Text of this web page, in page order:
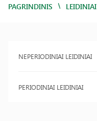
PAGRINDINIS / LEIDINIAI
NEPERIODINIAI LEIDINIAI
PERIODINIAI LEIDINIAI